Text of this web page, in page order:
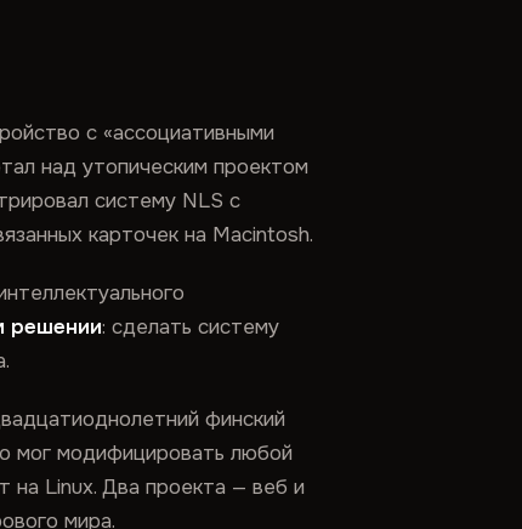
с «ассоциативными
над утопическим проектом
систему NLS с
карточек на Macintosh.
решении: сделать систему
финский
мог модифицировать любой
на Linux. Два проекта — веб и
мира.